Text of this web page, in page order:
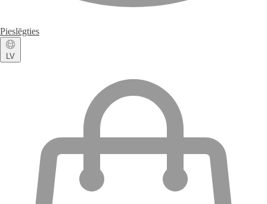
Pieslēgties
LV